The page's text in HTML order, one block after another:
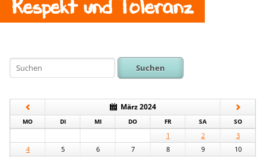
Suchen
März 2024
MONTAG DIENSTAG MITTWOCH DONNERSTAG
FREITAG SA SONNTAG
1 2
3
4
5 6 7 8 9
10